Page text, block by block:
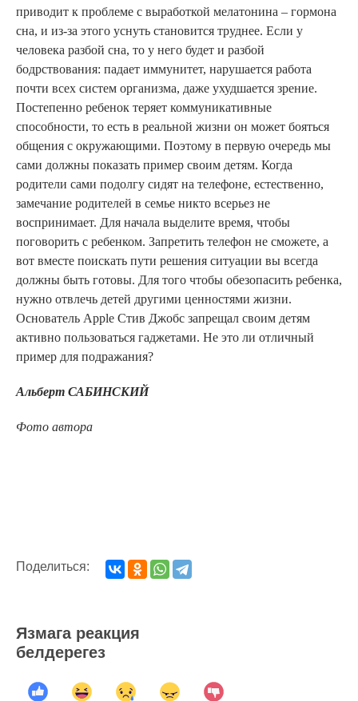
приводит к проблеме с выработкой мелатонина – гормона
сна, и из-за этого уснуть становится труднее. Если у
человека разбой сна, то у него будет и разбой
бодрствования: падает иммунитет, нарушается работа
почти всех систем организма, даже ухудшается зрение.
Постепенно ребенок теряет коммуникативные
способности, то есть в реальной жизни он может бояться
общения с окружающими. Поэтому в первую очередь мы
сами должны показать пример своим детям. Когда
родители сами подолгу сидят на телефоне, естественно,
замечание родителей в семье никто всерьез не
воспринимает. Для начала выделите время, чтобы
поговорить с ребенком. Запретить телефон не сможете, а
вот вместе поискать пути решения ситуации вы всегда
должны быть готовы. Для того чтобы обезопасить ребенка,
нужно отвлечь детей другими ценностями жизни.
Основатель Apple Стив Джобс запрещал своим детям
активно пользоваться гаджетами. Не это ли отличный
пример для подражания?
Альберт САБИНСКИЙ
Фото автора
Поделиться:
Язмага реакция
белдерегез